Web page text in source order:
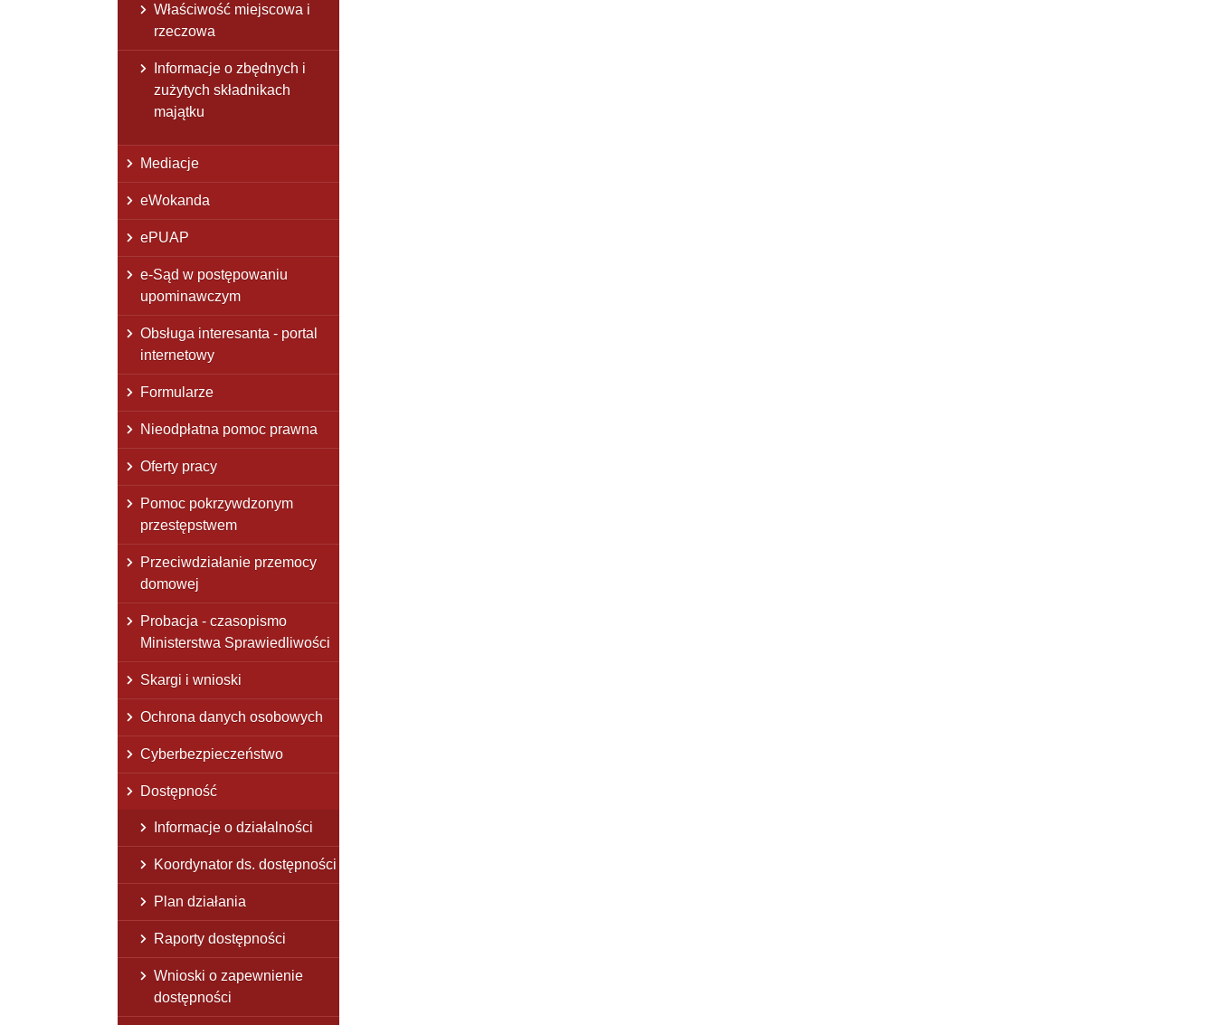
Właściwość miejscowa i
rzeczowa
Informacje o zbędnych i
zużytych składnikach
majątku
Mediacje
eWokanda
ePUAP
e-Sąd w postępowaniu
upominawczym
Obsługa interesanta - portal
internetowy
Formularze
Nieodpłatna pomoc prawna
Oferty pracy
Pomoc pokrzywdzonym
przestępstwem
Przeciwdziałanie przemocy
domowej
Probacja - czasopismo
Ministerstwa Sprawiedliwości
Skargi i wnioski
Ochrona danych osobowych
Cyberbezpieczeństwo
Dostępność
Informacje o działalności
Koordynator ds. dostępności
Plan działania
Raporty dostępności
Wnioski o zapewnienie
dostępności